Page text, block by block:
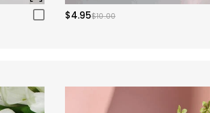
$4.95$10.00